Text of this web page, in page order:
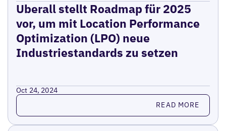
Uberall stellt Roadmap für 2025
vor, um mit Location Performance
Optimization (LPO) neue
Industriestandards zu setzen
Oct 24, 2024
Read more READ MORE